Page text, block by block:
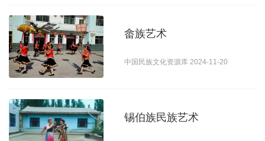
畲族艺术
中国民族文化资源库 2024-11-20
锡伯族民族艺术